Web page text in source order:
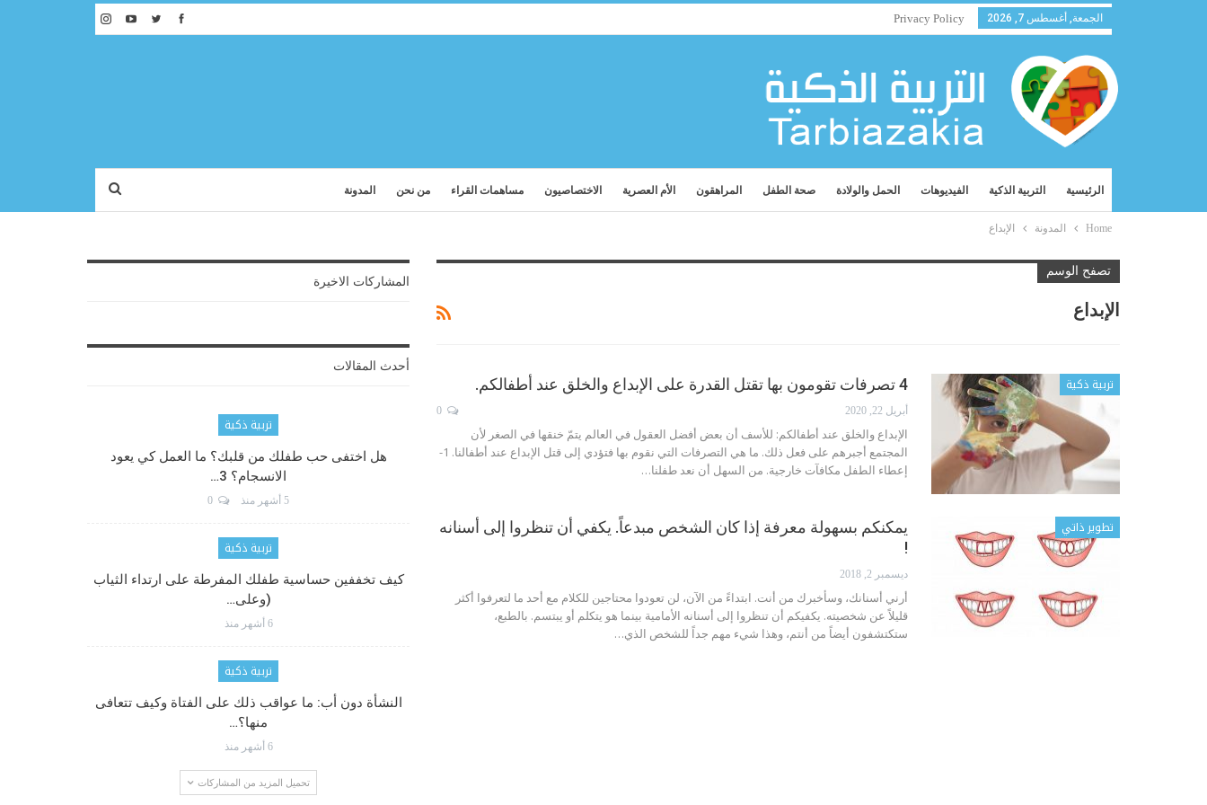
الجمعة, أغسطس 7, 2026 Privacy Policy
الرئيسية التربية الذكية الفيديوهات الحمل والولادة صحة الطفل المراهقون الأم العصرية الاختصاصيون مساهمات القراء من نحن المدونة
Home المدونة الإبداع
تصفح الوسم
الإبداع
تربية ذكية 4 تصرفات تقومون بها تقتل القدرة على الإبداع والخلق عند أطفالكم.
أبريل 22, 2020
الإبداع والخلق عند أطفالكم: للأسف أن بعض أفضل العقول في العالم يتمّ خنقها في الصغر لأن
المجتمع أجبرهم على فعل ذلك. ما هي التصرفات التي نقوم بها فتؤدي إلى قتل الإبداع عند أطفالنا.
1-
إعطاء الطفل مكافآت خارجية. من السهل أن نعد طفلنا…
تطوير ذاتي
يمكنكم بسهولة معرفة إذا كان الشخص مبدعاً. يكفي أن تنظروا إلى أسنانه
!
ديسمبر 2, 2018
أرني أسنانك، وسأخبرك من أنت. ابتداءً من الآن، لن تعودوا محتاجين للكلام مع أحد ما لتعرفوا أكثر
قليلاً عن شخصيته. يكفيكم أن تنظروا إلى أسنانه الأمامية بينما هو يتكلم أو يبتسم. بالطبع،
ستكتشفون أيضاً من أنتم، وهذا شيء مهم جداً للشخص الذي…
المشاركات الاخيرة
أحدث المقالات
تربية ذكية
هل اختفى حب طفلك من قلبك؟ ما العمل كي يعود
الانسجام؟ 3…
5 أشهر منذ
تربية ذكية
كيف تخففين حساسية طفلك المفرطة على ارتداء الثياب
(وعلى…
6 أشهر منذ
تربية ذكية
النشأة دون أب: ما عواقب ذلك على الفتاة وكيف تتعافى
منها؟…
6 أشهر منذ
تحميل المزيد من المشاركات